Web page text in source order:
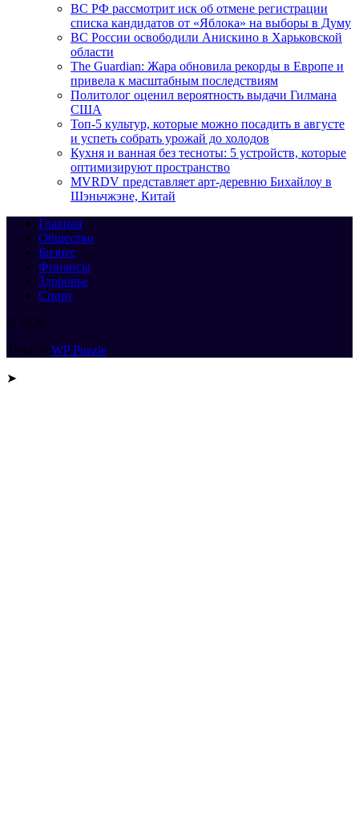
ВС РФ рассмотрит иск об отмене регистрации
списка кандидатов от «Яблока» на выборы в Думу
ВС России освободили Анискино в Харьковской
области
The Guardian: Жара обновила рекорды в Европе и
привела к масштабным последствиям
Политолог оценил вероятность выдачи Гилмана
США
Топ-5 культур, которые можно посадить в августе
и успеть собрать урожай до холодов
Кухня и ванная без тесноты: 5 устройств, которые
оптимизируют пространство
MVRDV представляет арт-деревню Бихайлоу в
Шэньчжэне, Китай
Главная
Общество
Бизнес
Финансы
Здоровье
Спорт
© 2026
Тема от WP Puzzle
➤